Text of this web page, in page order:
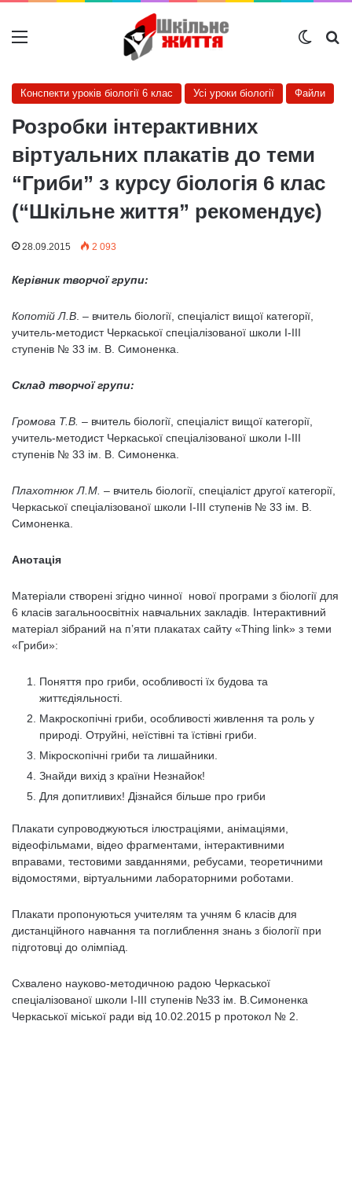
Меню
Конспекти уроків біології 6 клас Усі уроки біології Файли
Розробки інтерактивних
віртуальних плакатів до теми
“Гриби” з курсу біологія 6 клас
(“Шкільне життя” рекомендує)
28.09.2015 2 093
Керівник творчої групи:
Копотій Л.В . – вчитель біології, спеціаліст вищої категорії,
учитель-методист Черкаської спеціалізованої школи І-ІІІ
ступенів № 33 ім. В. Симоненка.
Склад творчої групи:
Громова Т.В. – вчитель біології, спеціаліст вищої категорії,
учитель-методист Черкаської спеціалізованої школи І-ІІІ
ступенів № 33 ім. В. Симоненка.
Плахотнюк Л.М. – вчитель біології, спеціаліст другої категорії,
Черкаської спеціалізованої школи І-ІІІ ступенів № 33 ім. В.
Симоненка.
Анотація
Матеріали створені згідно чинної нової програми з біології для
6 класів загальноосвітніх навчальних закладів. Інтерактивний
матеріал зібраний на п’яти плакатах сайту «Thing link» з теми
«Гриби»:
Поняття про гриби, особливості їх будова та
життєдіяльності.
Макроскопічні гриби, особливості живлення та роль у
природі. Отруйні, неїстівні та їстівні гриби.
Мікроскопічні гриби та лишайники.
Знайди вихід з країни Незнайок!
Для допитливих! Дізнайся більше про гриби
Плакати супроводжуються ілюстраціями, анімаціями,
відеофільмами, відео фрагментами, інтерактивними
вправами, тестовими завданнями, ребусами, теоретичними
відомостями, віртуальними лабораторними роботами.
Плакати пропонуються учителям та учням 6 класів для
дистанційного навчання та поглиблення знань з біології при
підготовці до олімпіад.
Схвалено науково-методичною радою Черкаської
спеціалізованої школи І-ІІІ ступенів №33 ім. В.Симоненка
Черкаської міської ради від 10.02.2015 р протокол № 2.